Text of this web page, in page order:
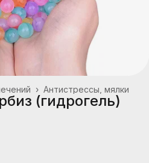
Антистрессы, мялки
›
(гидрогель)